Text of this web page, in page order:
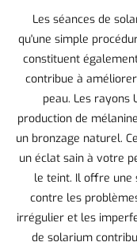
Les séances de
qu'une simple
constituent
contribue à
peau. Les rayons
production de
un bronzage naturel.
un éclat sain à votre
le teint. Il offre une
contre les
irrégulier et les
de solarium